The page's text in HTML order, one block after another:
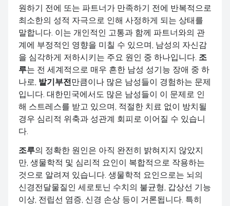
원하기 전에 또는 파트너가 만족하기 전에 반복적으로
최소한의 성적 자극으로 인해 사정하게 되는 상태를
말합니다. 이는 개인적인 고통과 함께 파트너와의 관
계에 부정적인 영향을 미칠 수 있으며, 남성의 자신감
을 심각하게 저하시키는 주요 원인 중 하나입니다. 조
루는 전 세계적으로 매우 흔한 남성 성기능 장애 중 하
나로, 발기부전만큼이나 많은 남성들이 경험하는 문제
입니다. 대한민국에서도 많은 남성들이 이 문제로 인
해 스트레스를 받고 있으며, 적절한 치료 없이 방치될
경우 심리적 위축과 성관계 회피로 이어질 수 있습니
다.
조루의 정확한 원인은 아직 완전히 밝혀지지 않았지
만, 생물학적 및 심리적 요인이 복합적으로 작용하는
것으로 알려져 있습니다. 생물학적 요인으로는 뇌의
신경전달물질인 세로토닌 수치의 불균형, 갑상선 기능
이상, 전립선 염증, 신경 손상 등이 거론됩니다. 특히